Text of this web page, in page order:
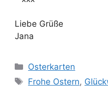
Liebe Grüße
Jana
Kategorien
Osterkarten
Schlagwörter
Frohe Ostern,